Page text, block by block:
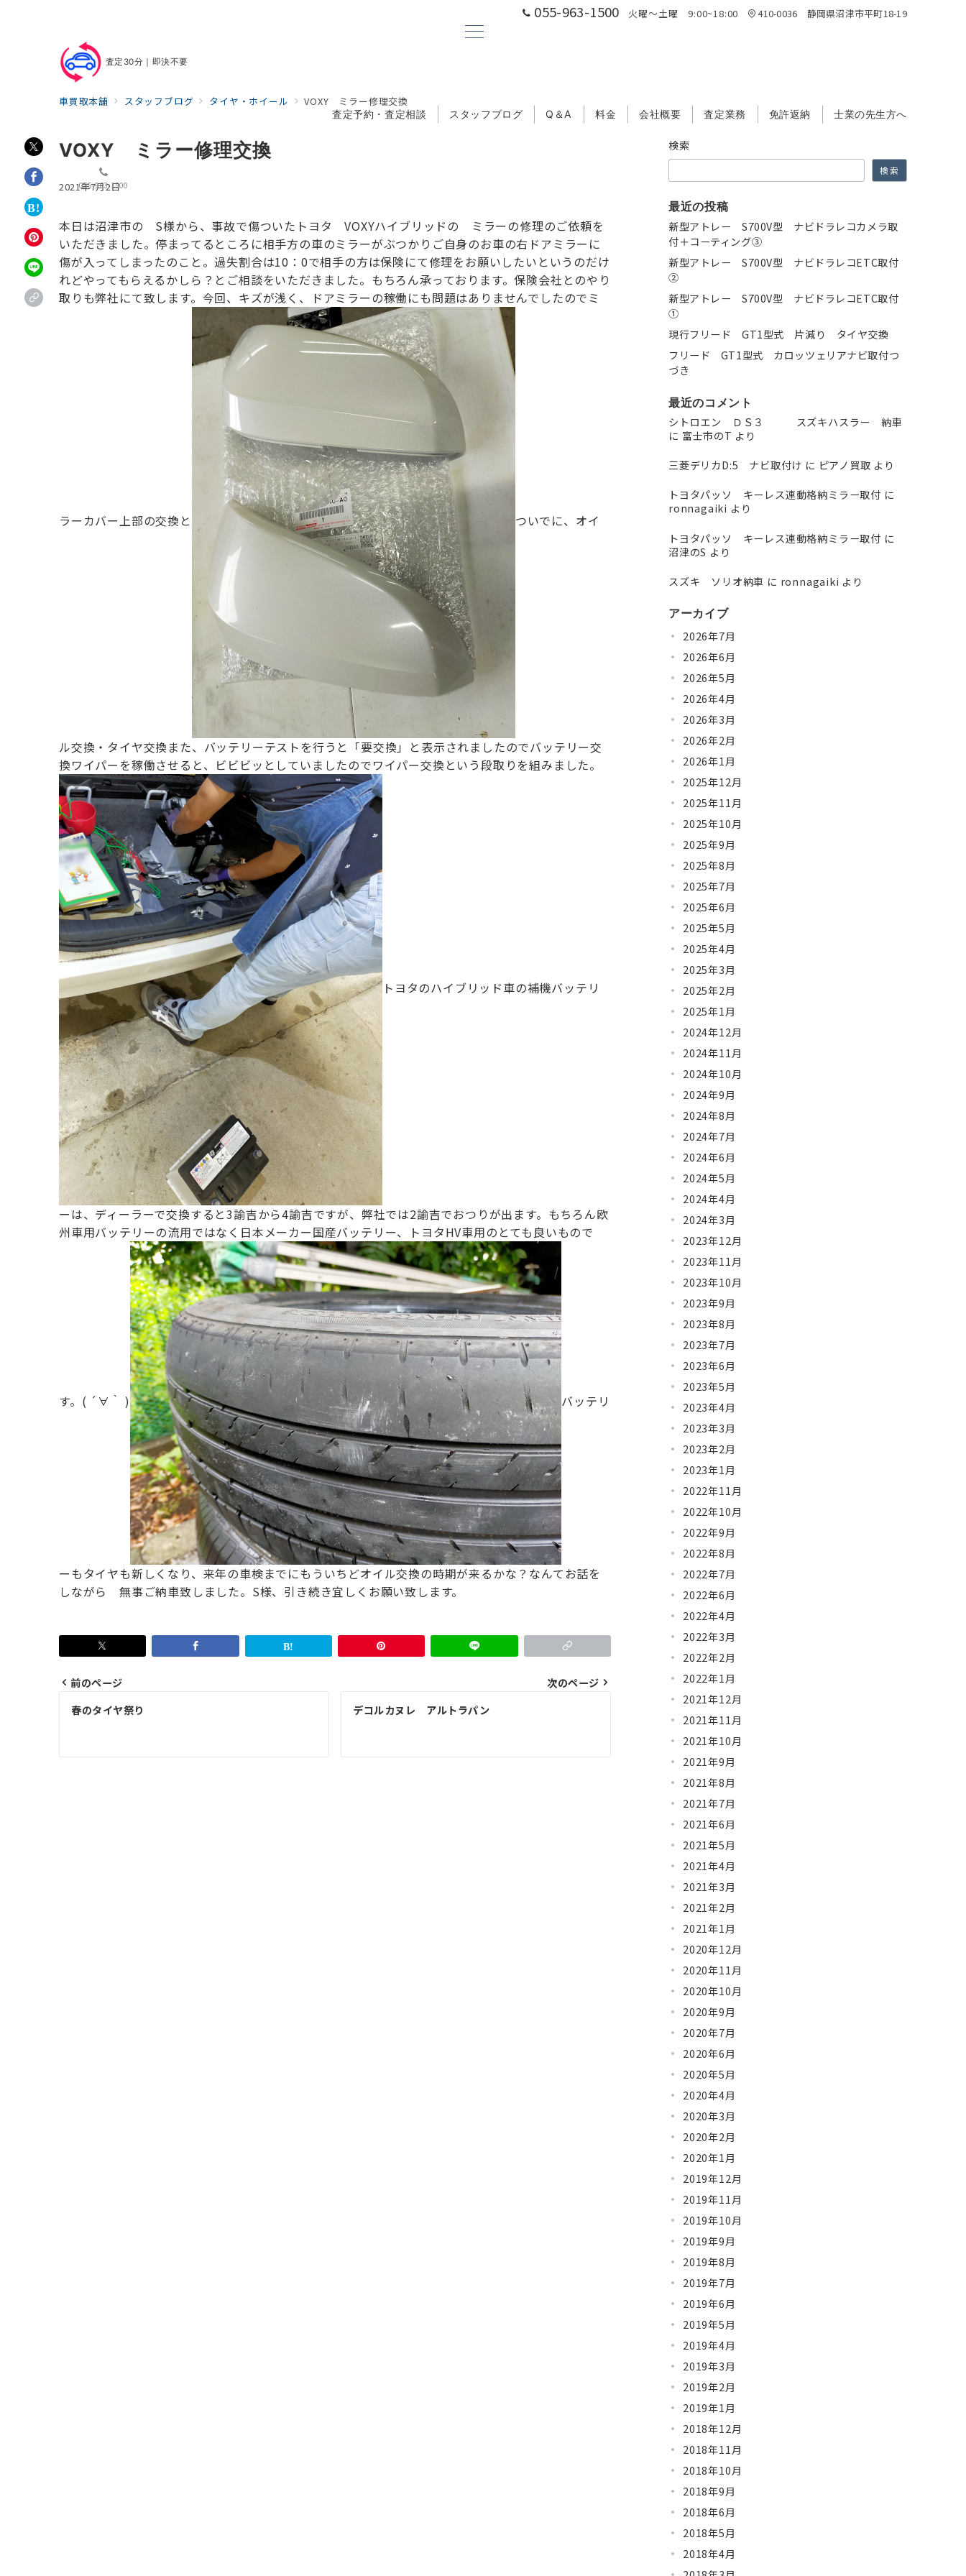
055-963-1500 火曜～土曜 9:00~18:00 410-0036 静岡県沼津市平町18-19
査定30分｜即決不要
査定予約・査定相談 スタッフブログ Q＆A 料金 会社概要 査定業務 免許返納 士業の先生方へ
055-963-1500
車買取本舗 スタッフブログ タイヤ・ホイール VOXY ミラー修理交換
VOXY ミラー修理交換
2021年7月2日
本日は沼津市の S様から、事故で傷ついた トヨタ VOXYハイブリッドの ミラーの修理のご依頼を
いただきました。停まってるところに相手方の車のミラーがぶつかり ご自身のお車の右ドアミラーに
傷が入ってしまったのこと。過失割合は10：0で相手の方は保険にて修理をお願いしたいというのだけ
れどやってもらえるかしら？とご相談をいただきました。 もちろん承っております。保険会社とのやり
取りも弊社にて致します。 今回、キズが浅く、ドアミラーの稼働にも問題はありませんでしたのでミ
ラーカバー上部の交換と ついでに、オイ
ル交換・タイヤ交換 また、バッテリーテストを行うと「要交換」と表示されましたのでバッテリー交
換ワイパーを稼働させると、ビビビッとしていましたのでワイパー交換という段取りを組みました。
トヨタのハイブリッド車の補機バッテリ
ーは、ディーラーで交換すると3諭吉から4諭吉ですが、弊社では2諭吉でおつりが出ます。 もちろん欧
州車用バッテリーの流用ではなく 日本メーカー国産バッテリー、トヨタHV車用のとても良いもので
す。( ´∀｀ ) バッテリ
ーもタイヤも新しくなり、来年の車検までにもういちどオイル交換の時期が来るかな？ なんてお話を
しながら 無事ご納車致しました。 S様、引き続き宜しくお願い致します。
投
前のページ
春のタイヤ祭り
次のページ
デコルカヌレ アルトラパン
検索
検索
最近の投稿
新型アトレー S700V型 ナビドラレコカメラ取
付＋コーティング③
新型アトレー S700V型 ナビドラレコETC取付
②
新型アトレー S700V型 ナビドラレコETC取付
①
現行フリード GT1型式 片減り タイヤ交換
フリード GT1型式 カロッツェリアナビ取付つ
づき
最近のコメント
シトロエン ＤＳ３ スズキハスラー 納車
に 富士市のT より
三菱デリカD:5 ナビ取付け に ピアノ買取 より
トヨタパッソ キーレス連動格納ミラー取付 に
ronnagaiki より
トヨタパッソ キーレス連動格納ミラー取付 に
沼津のS より
スズキ ソリオ納車 に ronnagaiki より
アーカイブ
2026年7月
2026年6月
2026年5月
2026年4月
2026年3月
2026年2月
2026年1月
2025年12月
2025年11月
2025年10月
2025年9月
2025年8月
2025年7月
2025年6月
2025年5月
2025年4月
2025年3月
2025年2月
2025年1月
2024年12月
2024年11月
2024年10月
2024年9月
2024年8月
2024年7月
2024年6月
2024年5月
2024年4月
2024年3月
2023年12月
2023年11月
2023年10月
2023年9月
2023年8月
2023年7月
2023年6月
2023年5月
2023年4月
2023年3月
2023年2月
2023年1月
2022年11月
2022年10月
2022年9月
2022年8月
2022年7月
2022年6月
2022年4月
2022年3月
2022年2月
2022年1月
2021年12月
2021年11月
2021年10月
2021年9月
2021年8月
2021年7月
2021年6月
2021年5月
2021年4月
2021年3月
2021年2月
2021年1月
2020年12月
2020年11月
2020年10月
2020年9月
2020年7月
2020年6月
2020年5月
2020年4月
2020年3月
2020年2月
2020年1月
2019年12月
2019年11月
2019年10月
2019年9月
2019年8月
2019年7月
2019年6月
2019年5月
2019年4月
2019年3月
2019年2月
2019年1月
2018年12月
2018年11月
2018年10月
2018年9月
2018年6月
2018年5月
2018年4月
お問合せ電話番号
055-963-1500